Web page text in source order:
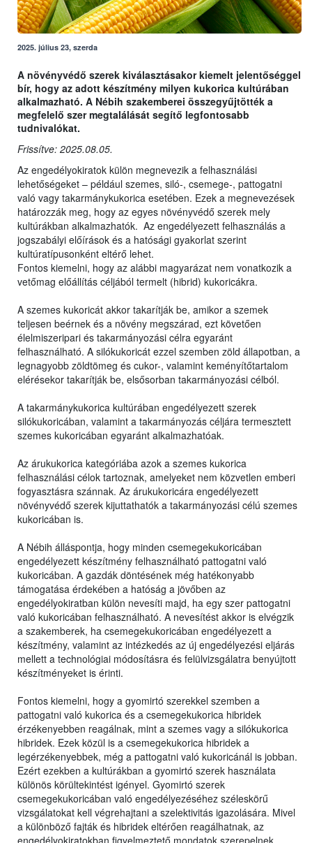
2025. július 23, szerda
A növényvédő szerek kiválasztásakor kiemelt jelentőséggel
bír, hogy az adott készítmény milyen kukorica kultúrában
alkalmazható. A Nébih szakemberei összegyűjtötték a
megfelelő szer megtalálását segítő legfontosabb
tudnivalókat.
Frissítve: 2025.08.05.
Az engedélyokiratok külön megnevezik a felhasználási
lehetőségeket – például szemes, siló-, csemege-, pattogatni
való vagy takarmánykukorica esetében. Ezek a megnevezések
határozzák meg, hogy az egyes növényvédő szerek mely
kultúrákban alkalmazhatók. Az engedélyezett felhasználás a
jogszabályi előírások és a hatósági gyakorlat szerint
kultúratípusonként eltérő lehet.
Fontos kiemelni, hogy az alábbi magyarázat nem vonatkozik a
vetőmag előállítás céljából termelt (hibrid) kukoricákra.
A szemes kukoricát akkor takarítják be, amikor a szemek
teljesen beérnek és a növény megszárad, ezt követően
élelmiszeripari és takarmányozási célra egyaránt
felhasználható. A silókukoricát ezzel szemben zöld állapotban, a
legnagyobb zöldtömeg és cukor-, valamint keményítőtartalom
elérésekor takarítják be, elsősorban takarmányozási célból.
A takarmánykukorica kultúrában engedélyezett szerek
silókukoricában, valamint a takarmányozás céljára termesztett
szemes kukoricában egyaránt alkalmazhatóak.
Az árukukorica kategóriába azok a szemes kukorica
felhasználási célok tartoznak, amelyeket nem közvetlen emberi
fogyasztásra szánnak. Az árukukoricára engedélyezett
növényvédő szerek kijuttathatók a takarmányozási célú szemes
kukoricában is.
A Nébih álláspontja, hogy minden csemegekukoricában
engedélyezett készítmény felhasználható pattogatni való
kukoricában. A gazdák döntésének még hatékonyabb
támogatása érdekében a hatóság a jövőben az
engedélyokiratban külön nevesíti majd, ha egy szer pattogatni
való kukoricában felhasználható. A nevesítést akkor is elvégzik
a szakemberek, ha csemegekukoricában engedélyezett a
készítmény, valamint az intézkedés az új engedélyezési eljárás
mellett a technológiai módosításra és felülvizsgálatra benyújtott
készítményeket is érinti.
Fontos kiemelni, hogy a gyomirtó szerekkel szemben a
pattogatni való kukorica és a csemegekukorica hibridek
érzékenyebben reagálnak, mint a szemes vagy a silókukorica
hibridek. Ezek közül is a csemegekukorica hibridek a
legérzékenyebbek, még a pattogatni való kukoricánál is jobban.
Ezért ezekben a kultúrákban a gyomirtó szerek használata
különös körültekintést igényel. Gyomirtó szerek
csemegekukoricában való engedélyezéséhez széleskörű
vizsgálatokat kell végrehajtani a szelektivitás igazolására. Mivel
a különböző fajták és hibridek eltérően reagálhatnak, az